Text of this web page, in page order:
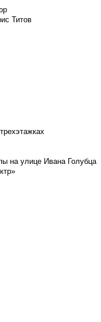
Титов
на улице Ивана Голубца